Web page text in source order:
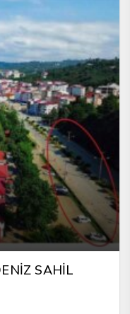
SAHİL